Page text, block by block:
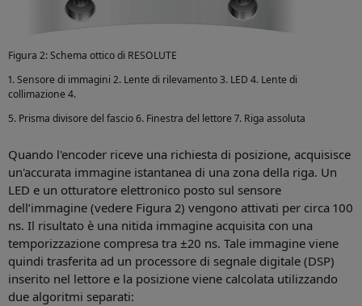
Figura 2: Schema ottico di RESOLUTE
1. Sensore di immagini 2. Lente di rilevamento 3. LED 4. Lente di
collimazione 4.
5. Prisma divisore del fascio 6. Finestra del lettore 7. Riga assoluta
Quando l'encoder riceve una richiesta di posizione, acquisisce
un'accurata immagine istantanea di una zona della riga. Un
LED e un otturatore elettronico posto sul sensore
dell’immagine (vedere Figura 2) vengono attivati per circa 100
ns. Il risultato è una nitida immagine acquisita con una
temporizzazione compresa tra ±20 ns. Tale immagine viene
quindi trasferita ad un processore di segnale digitale (DSP)
inserito nel lettore e la posizione viene calcolata utilizzando
due algoritmi separati: